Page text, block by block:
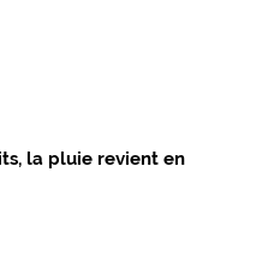
la pluie revient en